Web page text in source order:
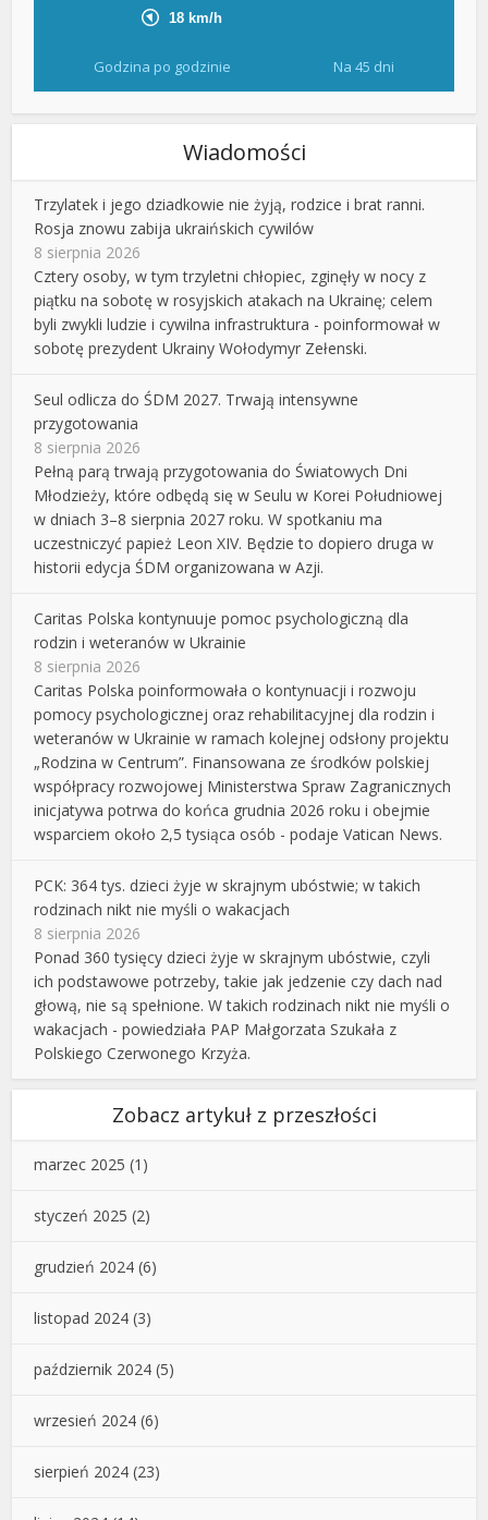
Godzina po godzinie Na 45 dni
Wiadomości
Trzylatek i jego dziadkowie nie żyją, rodzice i brat ranni.
Rosja znowu zabija ukraińskich cywilów
8 sierpnia 2026
Cztery osoby, w tym trzyletni chłopiec, zginęły w nocy z
piątku na sobotę w rosyjskich atakach na Ukrainę; celem
byli zwykli ludzie i cywilna infrastruktura - poinformował w
sobotę prezydent Ukrainy Wołodymyr Zełenski.
Seul odlicza do ŚDM 2027. Trwają intensywne
przygotowania
8 sierpnia 2026
Pełną parą trwają przygotowania do Światowych Dni
Młodzieży, które odbędą się w Seulu w Korei Południowej
w dniach 3–8 sierpnia 2027 roku. W spotkaniu ma
uczestniczyć papież Leon XIV. Będzie to dopiero druga w
historii edycja ŚDM organizowana w Azji.
Caritas Polska kontynuuje pomoc psychologiczną dla
rodzin i weteranów w Ukrainie
8 sierpnia 2026
Caritas Polska poinformowała o kontynuacji i rozwoju
pomocy psychologicznej oraz rehabilitacyjnej dla rodzin i
weteranów w Ukrainie w ramach kolejnej odsłony projektu
„Rodzina w Centrum”. Finansowana ze środków polskiej
współpracy rozwojowej Ministerstwa Spraw Zagranicznych
inicjatywa potrwa do końca grudnia 2026 roku i obejmie
wsparciem około 2,5 tysiąca osób - podaje Vatican News.
PCK: 364 tys. dzieci żyje w skrajnym ubóstwie; w takich
rodzinach nikt nie myśli o wakacjach
8 sierpnia 2026
Ponad 360 tysięcy dzieci żyje w skrajnym ubóstwie, czyli
ich podstawowe potrzeby, takie jak jedzenie czy dach nad
głową, nie są spełnione. W takich rodzinach nikt nie myśli o
wakacjach - powiedziała PAP Małgorzata Szukała z
Polskiego Czerwonego Krzyża.
Zobacz artykuł z przeszłości
marzec 2025 (1)
styczeń 2025 (2)
grudzień 2024 (6)
listopad 2024 (3)
październik 2024 (5)
wrzesień 2024 (6)
sierpień 2024 (23)